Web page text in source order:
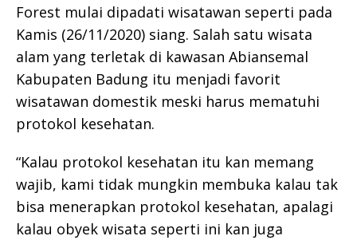
Forest mulai dipadati wisatawan seperti pada
Kamis (26/11/2020) siang. Salah satu wisata
alam yang terletak di kawasan Abiansemal
Kabupaten Badung itu menjadi favorit
wisatawan domestik meski harus mematuhi
protokol kesehatan.
“Kalau protokol kesehatan itu kan memang
wajib, kami tidak mungkin membuka kalau tak
bisa menerapkan protokol kesehatan, apalagi
kalau obyek wisata seperti ini kan juga